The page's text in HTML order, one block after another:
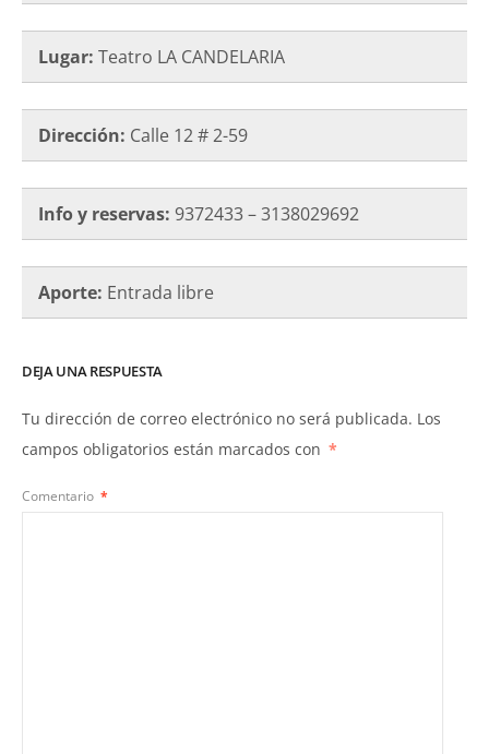
Lugar: Teatro LA CANDELARIA
Dirección: Calle 12 # 2-59
Info y reservas: 9372433 – 3138029692
Aporte: Entrada libre
DEJA UNA RESPUESTA
Tu dirección de correo electrónico no será publicada. Los
campos obligatorios están marcados con *
Comentario *